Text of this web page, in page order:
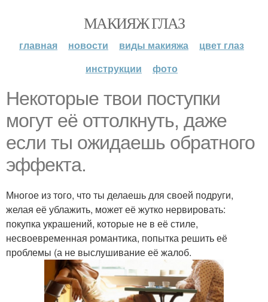
МАКИЯЖ ГЛАЗ
главная новости виды макияжа
цвет глаз
инструкции
фото
Некоторые твои поступки
могут её оттолкнуть, даже
если ты ожидаешь обратного
эффекта.
Многое из того, что ты делаешь для своей подруги,
желая её ублажить, может её жутко нервировать:
покупка украшений, которые не в её стиле,
несвоевременная романтика, попытка решить её
проблемы (а не выслушивание её жалоб.